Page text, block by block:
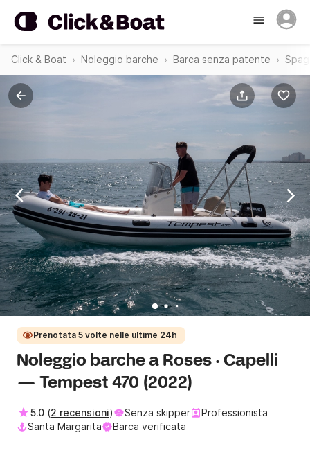
Click & Boat Noleggio barche Barca senza patente
Prenotata 5 volte nelle ultime 24h
Noleggio barche a Roses · Capelli
— Tempest 470 (2022)
5.0 (2 recensioni) Senza skipper
Professionista
Santa Margarita
Barca verificata